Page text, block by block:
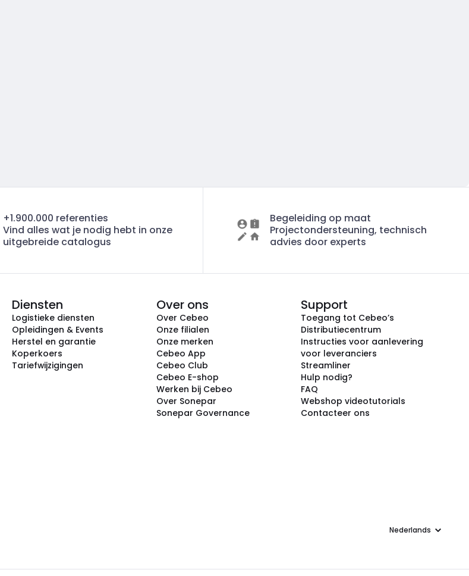
+1.900.000 referenties
Vind alles wat je nodig hebt in onze
uitgebreide catalogus
Begeleiding op maat
Projectondersteuning, technisch
advies door experts
Diensten
Logistieke diensten
Opleidingen & Events
Herstel en garantie
Koperkoers
Tariefwijzigingen
Over ons
Over Cebeo
Onze filialen
Onze merken
Cebeo App
Cebeo Club
Cebeo E-shop
Werken bij Cebeo
Over Sonepar
Sonepar Governance
Support
Toegang tot Cebeo’s
Distributiecentrum
Instructies voor aanlevering
voor leveranciers
Streamliner
Hulp nodig?
FAQ
Webshop videotutorials
Contacteer ons
Taal